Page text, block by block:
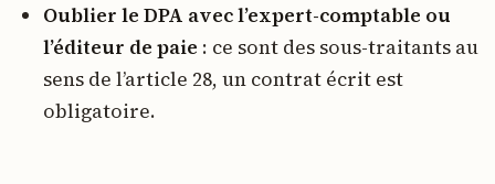
Oublier le DPA avec l’expert-comptable ou
l’éditeur de paie : ce sont des sous-traitants au
sens de l’article 28, un contrat écrit est
obligatoire.